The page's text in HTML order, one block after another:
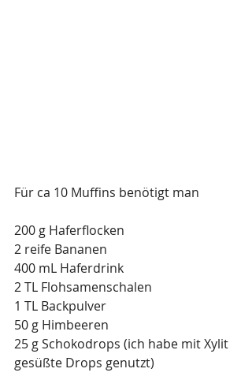
Für ca 10 Muffins benötigt man
200 g Haferflocken
2 reife Bananen
400 mL Haferdrink
2 TL Flohsamenschalen
1 TL Backpulver
50 g Himbeeren
25 g Schokodrops (ich habe mit Xylit
gesüßte Drops genutzt)